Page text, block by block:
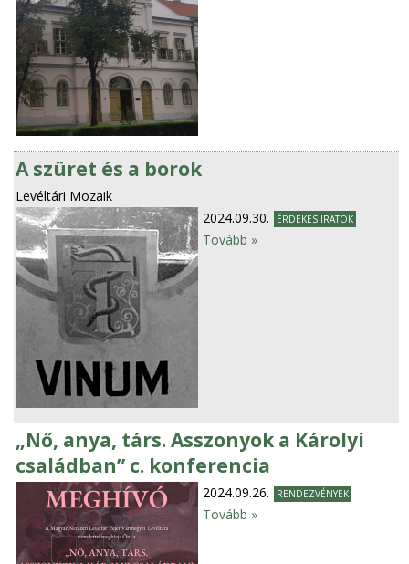
A szüret és a borok
Levéltári Mozaik
2024.09.30.
ÉRDEKES IRATOK
Tovább »
„Nő, anya, társ. Asszonyok a Károlyi
családban” c. konferencia
2024.09.26. RENDEZVÉNYEK
Tovább »